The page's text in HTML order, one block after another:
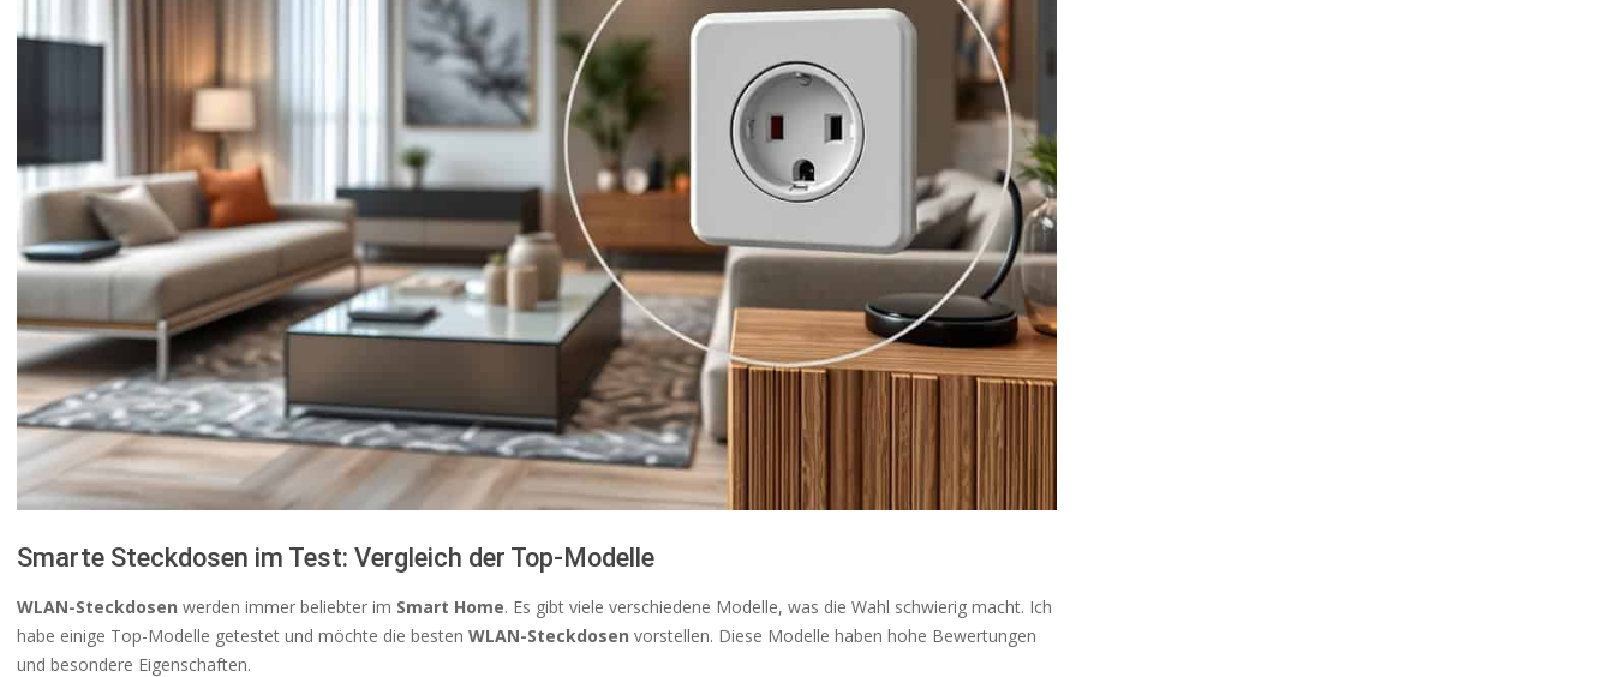
Smarte Steckdosen im Test: Vergleich der Top-Modelle
WLAN-Steckdosen werden immer beliebter im Smart Home. Es gibt viele verschiedene Modelle, was die Wahl schwierig macht. Ich
habe einige Top-Modelle getestet und möchte die besten WLAN-Steckdosen vorstellen. Diese Modelle haben hohe Bewertungen
und besondere Eigenschaften.